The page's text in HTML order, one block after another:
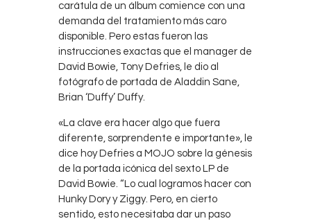
carátula de un álbum comience con una
demanda del tratamiento más caro
disponible. Pero estas fueron las
instrucciones exactas que el manager de
David Bowie, Tony Defries, le dio al
fotógrafo de portada de Aladdin Sane,
Brian ‘Duffy’ Duffy.
«La clave era hacer algo que fuera
diferente, sorprendente e importante», le
dice hoy Defries a MOJO sobre la génesis
de la portada icónica del sexto LP de
David Bowie. “Lo cual logramos hacer con
Hunky Dory y Ziggy. Pero, en cierto
sentido, esto necesitaba dar un paso